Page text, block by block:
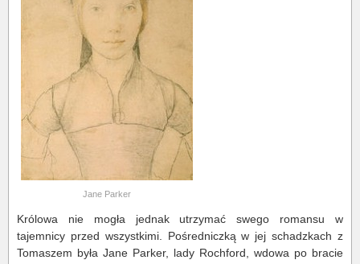
Jane Parker
Królowa nie mogła jednak utrzymać swego romansu w
tajemnicy przed wszystkimi. Pośredniczką w jej schadzkach z
Tomaszem była Jane Parker, lady Rochford, wdowa po bracie